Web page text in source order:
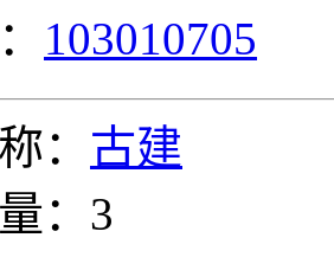
103010705
： 古建
：3